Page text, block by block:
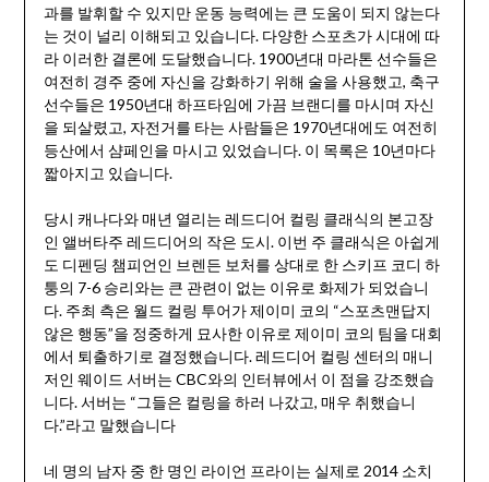
과를 발휘할 수 있지만 운동 능력에는 큰 도움이 되지 않는다
는 것이 널리 이해되고 있습니다. 다양한 스포츠가 시대에 따
라 이러한 결론에 도달했습니다. 1900년대 마라톤 선수들은
여전히 경주 중에 자신을 강화하기 위해 술을 사용했고, 축구
선수들은 1950년대 하프타임에 가끔 브랜디를 마시며 자신
을 되살렸고, 자전거를 타는 사람들은 1970년대에도 여전히
등산에서 샴페인을 마시고 있었습니다. 이 목록은 10년마다
짧아지고 있습니다.
당시 캐나다와 매년 열리는 레드디어 컬링 클래식의 본고장
인 앨버타주 레드디어의 작은 도시. 이번 주 클래식은 아쉽게
도 디펜딩 챔피언인 브렌든 보처를 상대로 한 스키프 코디 하
퉁의 7-6 승리와는 큰 관련이 없는 이유로 화제가 되었습니
다. 주최 측은 월드 컬링 투어가 제이미 코의 “스포츠맨답지
않은 행동”을 정중하게 묘사한 이유로 제이미 코의 팀을 대회
에서 퇴출하기로 결정했습니다. 레드디어 컬링 센터의 매니
저인 웨이드 서버는 CBC와의 인터뷰에서 이 점을 강조했습
니다. 서버는 “그들은 컬링을 하러 나갔고, 매우 취했습니
다.”라고 말했습니다
네 명의 남자 중 한 명인 라이언 프라이는 실제로 2014 소치